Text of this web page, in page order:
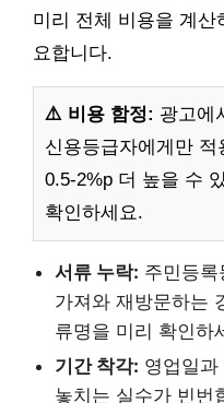
미리 전체 비용을 계
요합니다.
⚠️ 비용 함정: 광고에
신용등급자에게만
0.5-2%p 더 높을 수
확인하세요.
서류 누락: 주민등
가져와 재방문하는
류명을 미리 확인하
기간 착각: 영업일
놓치는 실수가 빈번